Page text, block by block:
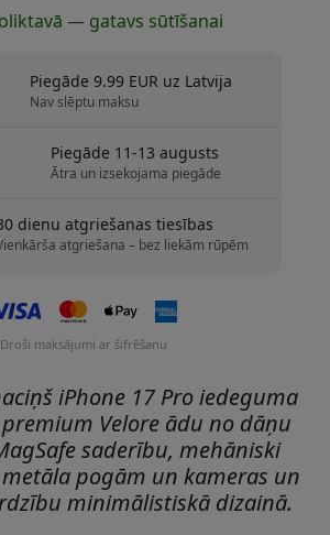
— gatavs sūtīšanai
Piegāde 9.99 EUR uz Latvija
Nav slēptu maksu
Piegāde 11-13 augusts
Ātra un izsekojama piegāde
dienu atgriešanas tiesības
atgriešana – bez liekām rūpēm
Droši maksājumi ar šifrēšanu
iPhone 17 Pro iedeguma
Velore ādu no dāņu
saderību, mehāniski
pogām un kameras un
minimālistiskā dizainā.